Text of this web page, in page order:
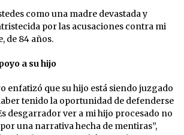
como una madre devastada y
por las acusaciones contra mi
de 84 años.
a su hijo
enfatizó que su hijo está siendo juzgado
tenido la oportunidad de defenderse
desgarrador ver a mi hijo procesado no
una narrativa hecha de mentiras”,